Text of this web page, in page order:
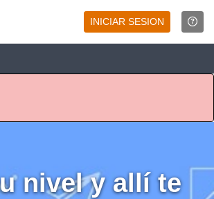
INICIAR SESION
nivel y allí te